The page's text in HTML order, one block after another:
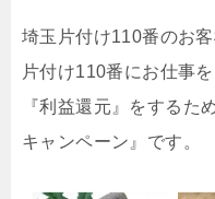
埼玉片付け110番のお
片付け110番にお仕事
『利益還元』をするた
キャンペーン』です。